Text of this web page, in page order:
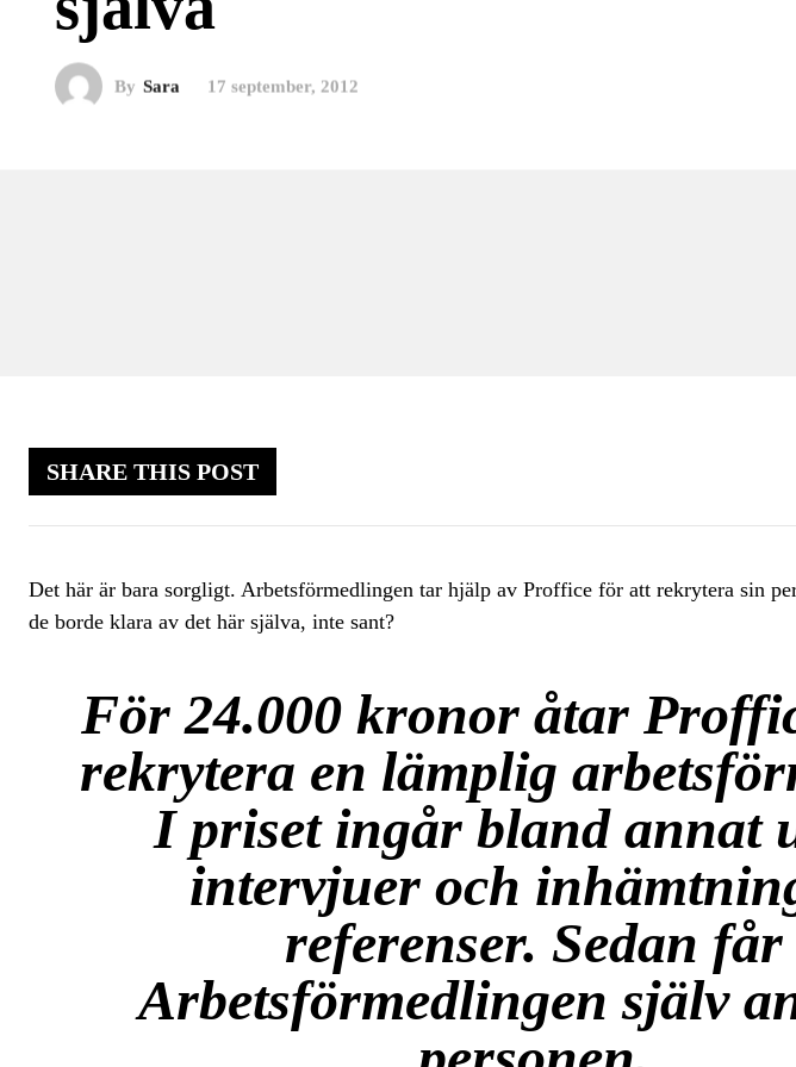
By Sara 17 september, 2012
SHARE THIS POST
Det här är bara sorgligt. Arbetsförmedlingen tar hjälp av Proffice för att rekrytera sin
de borde klara av det här själva, inte sant?
För 24.000 kronor åtar
rekrytera en lämplig
I priset ingår bland annat
intervjuer och
referenser. Sedan får
Arbetsförmedlingen själv